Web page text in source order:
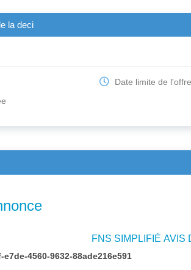
la deci
Date limite de
FNS SIMPLIFIÉ AVIS
e7de-4560-9632-88ade216e591